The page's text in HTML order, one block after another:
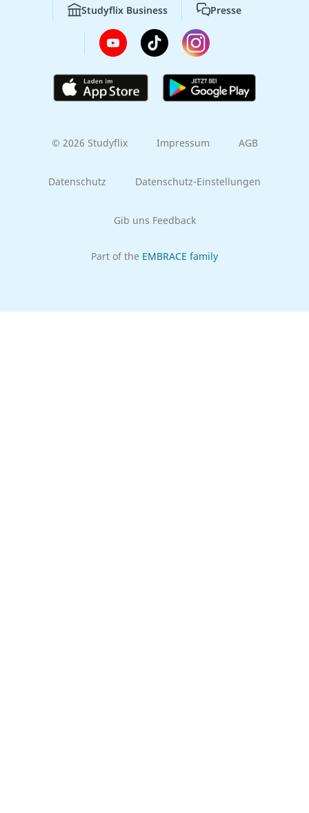
Studyflix Business Presse
© 2026 Studyflix Impressum AGB
Datenschutz Datenschutz-Einstellungen
Gib uns Feedback
Part of the EMBRACE family